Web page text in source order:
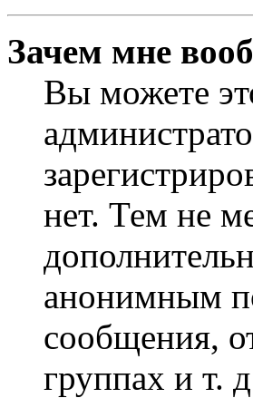
Зачем мне
Вы можете
нет. Тем не
анонимным
сообщения,
группах и т.